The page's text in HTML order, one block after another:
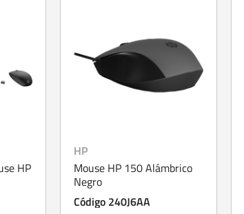
HP
HP
Mouse HP 150 Alámbrico
Negro
Código 240J6AA